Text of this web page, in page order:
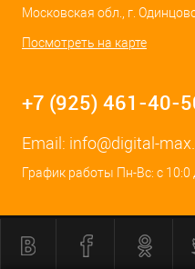
Московская обл., г.
Посмотреть на карте
+7 (925) 461-40-
Email: info@digital-
График работы Пн-Вс: с 10:0